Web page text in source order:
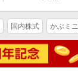
国内株式 かぶミニ